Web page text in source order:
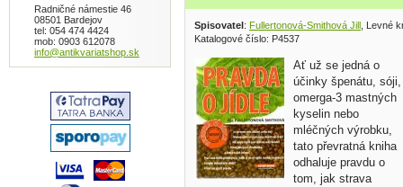
Spisovatel: Fullertonová-Smithová Jill , Levné
Katalogové číslo: P4537
Ať už se jedná o
účinky špenátu, sóji,
omerga-3 mastných
kyselin nebo
mléčných výrobku,
tato převratná kniha
odhaluje pravdu o
tom, jak strava
Radničné námestie 46
08501 Bardejov
tel: 054 474 4424
mob: 0903 612078
info@antikvariatshop.sk